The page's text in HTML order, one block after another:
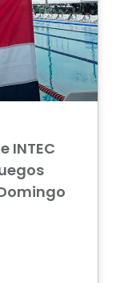
INTEC